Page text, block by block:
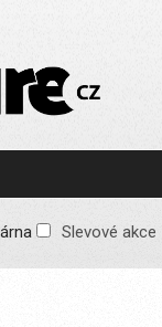
e-
Slevové akce